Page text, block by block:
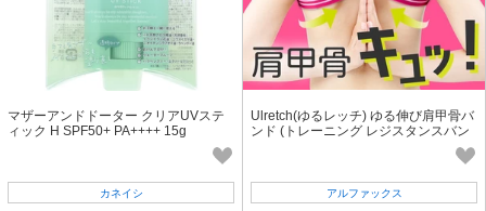
マザーアンドドーター クリアUVステ
ィック H SPF50+ PA++++ 15g
カネイシ
Ulretch(ゆるレッチ) ゆる伸び肩甲骨バ
ンド (トレーニング レジスタンスバン
アルファックス